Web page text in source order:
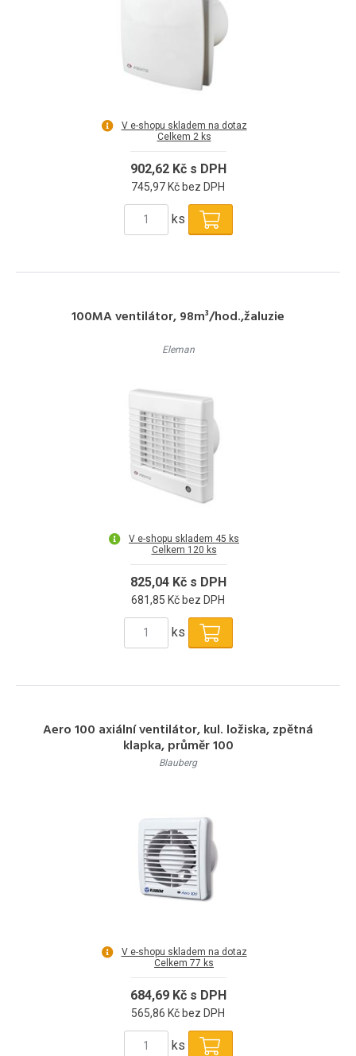
V e-shopu skladem na dotaz
Celkem 2 ks
902,62 Kč s DPH
745,97 Kč bez DPH
ks
100MA ventilátor, 98m³/hod.,žaluzie
Eleman
V e-shopu skladem 45 ks
Celkem 120 ks
825,04 Kč s DPH
681,85 Kč bez DPH
ks
Aero 100 axiální ventilátor, kul. ložiska, zpětná
klapka, průměr 100
Blauberg
V e-shopu skladem na dotaz
Celkem 77 ks
684,69 Kč s DPH
565,86 Kč bez DPH
ks